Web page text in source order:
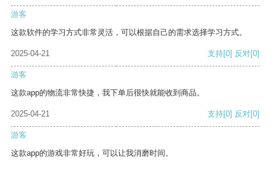
游客
这款软件的学习方式非常灵活，可以根据自己的需求选择学习方式。
2025-04-21 支持[0] 反对[0]
游客
这款app的物流非常快捷，我下单后很快就能收到商品。
2025-04-21 支持[0] 反对[0]
游客
这款app的游戏非常好玩，可以让我消磨时间。